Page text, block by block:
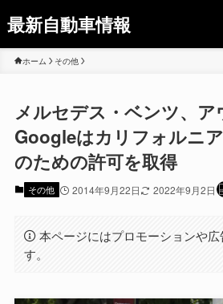
最新自動車情報
ホーム その他
メルセデス・ベンツ、ア
Googleはカリフォルニ
のための許可を取得
その他 2014年9月22日 2022年9月2日
本ページにはプロモーションや
す。